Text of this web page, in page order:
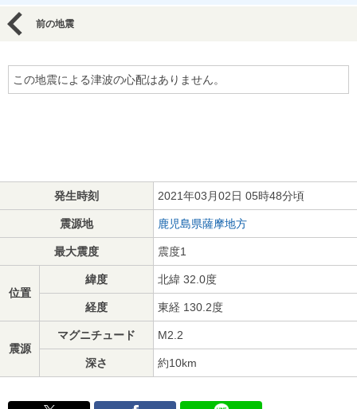
前の地震
この地震による津波の心配はありません。
発生時刻 2021年03月02日 05時48分頃
震源地 鹿児島県薩摩地方
最大震度 震度1
位置
緯度 北緯 32.0度
経度 東経 130.2度
震源
マグニチュード M2.2
深さ 約10km